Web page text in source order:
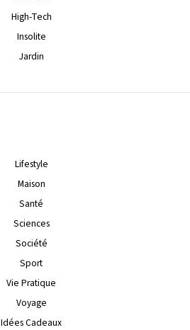
High-Tech
Insolite
Jardin
Lifestyle
Maison
Santé
Sciences
Société
Sport
Vie Pratique
Voyage
Idées Cadeaux